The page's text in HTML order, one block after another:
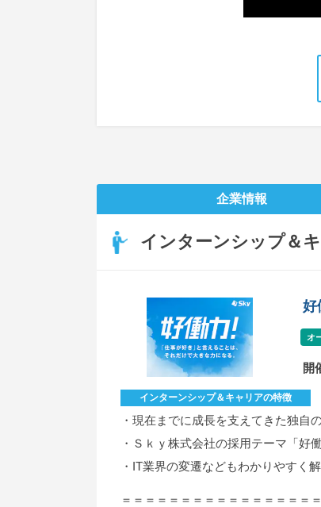
企業情報
インターンシップ＆
好
オ
開
インターンシップ＆キャリアの特徴
・現在までに成長を支えてきた独自
・Ｓｋｙ株式会社の採用テーマ「好
・IT業界の変遷などもわかりやすく
＝＝＝＝＝＝＝＝＝＝＝＝＝＝＝＝